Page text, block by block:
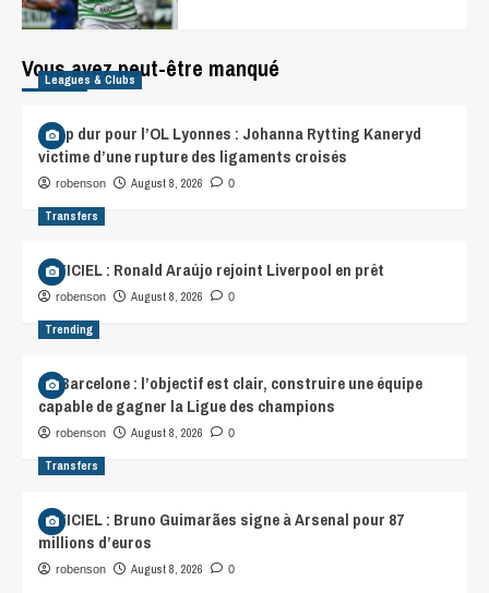
Vous avez peut-être manqué
Leagues & Clubs
Coup dur pour l’OL Lyonnes : Johanna Rytting Kaneryd
victime d’une rupture des ligaments croisés
robenson August 8, 2026 0
Transfers
OFFICIEL : Ronald Araújo rejoint Liverpool en prêt
robenson August 8, 2026 0
Trending
FC Barcelone : l’objectif est clair, construire une équipe
capable de gagner la Ligue des champions
robenson August 8, 2026 0
Transfers
OFFICIEL : Bruno Guimarães signe à Arsenal pour 87
millions d’euros
robenson August 8, 2026 0